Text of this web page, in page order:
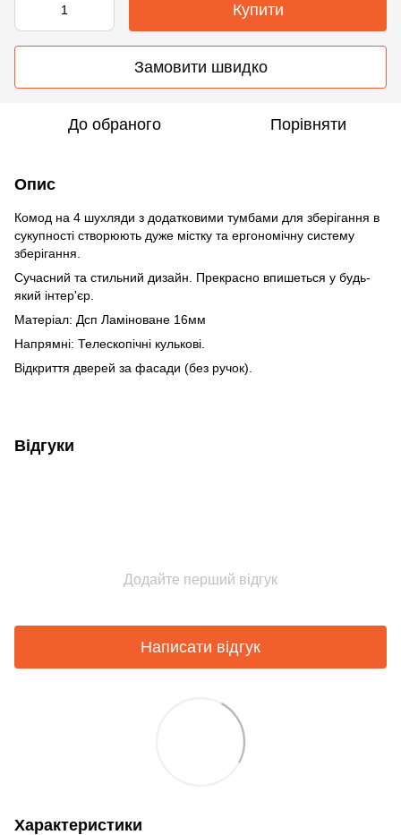
Купити
Замовити швидко
До обраного Порівняти
Опис
Комод на 4 шухляди з додатковими тумбами для зберігання в
сукупності створюють дуже містку та ергономічну систему
зберігання.
Сучасний та стильний дизайн. Прекрасно впишеться у будь-
який інтер'єр.
Матеріал: Дсп Ламіноване 16мм
Напрямні: Телескопічні кулькові.
Відкриття дверей за фасади (без ручок).
Відгуки
Додайте перший відгук
Написати відгук
Характеристики